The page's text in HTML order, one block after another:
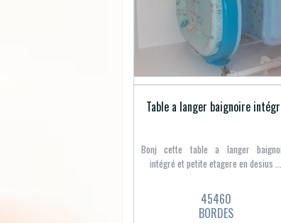
Table a langer baignoire
Bonj cette table a langer
intégré et petite etagere en desius ...
45460
BORDES